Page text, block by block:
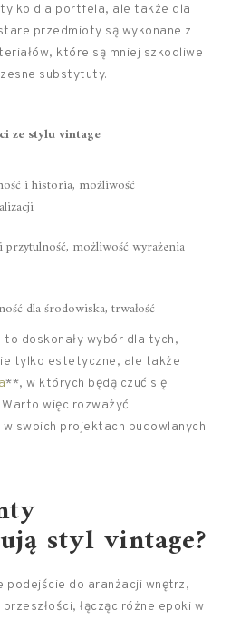
dla portfela, ale także dla
przedmioty są wykonane z
które są mniej szkodliwe
substytuty.
ze stylu vintage
i historia, możliwość
przytulność, możliwość wyrażenia
dla środowiska, trwałość
doskonały wybór dla tych,
tylko estetyczne, ale także
**, w których będą czuć się
więc rozważyć
swoich projektach budowlanych
styl vintage?
do aranżacji wnętrz,
łącząc różne epoki w